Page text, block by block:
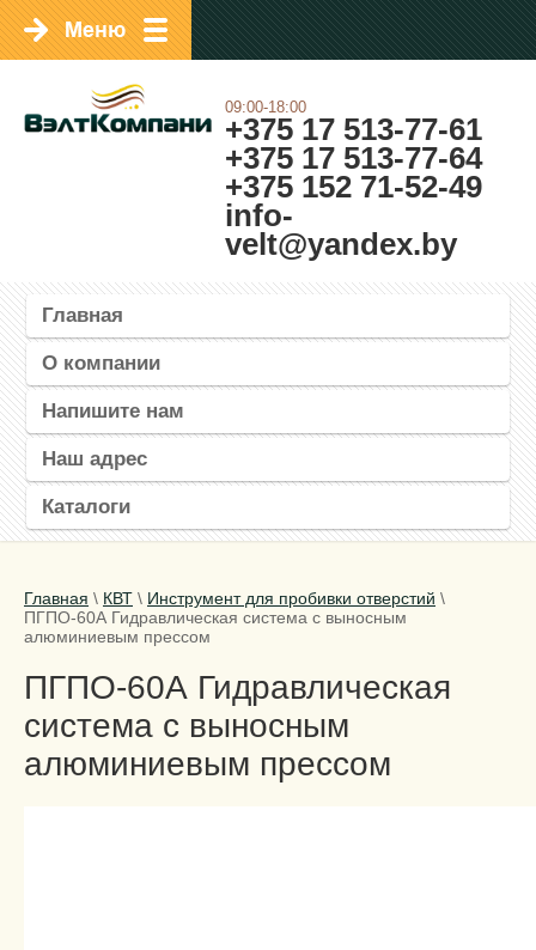
09:00-18:00
+375 17 513-77-61
+375 17 513-77-64
+375 152 71-52-49
info-
velt@yandex.by
Главная
О компании
Напишите нам
Наш адрес
Каталоги
Главная \ КВТ \ Инструмент для пробивки отверстий \
ПГПО-60А Гидравлическая система с выносным
алюминиевым прессом
ПГПО-60А Гидравлическая
система с выносным
алюминиевым прессом